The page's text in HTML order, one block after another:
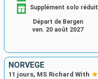
Supplément solo réduit
Départ de Bergen
ven. 20 août 2027
NORVÈGE
11 jours, MS Richard With